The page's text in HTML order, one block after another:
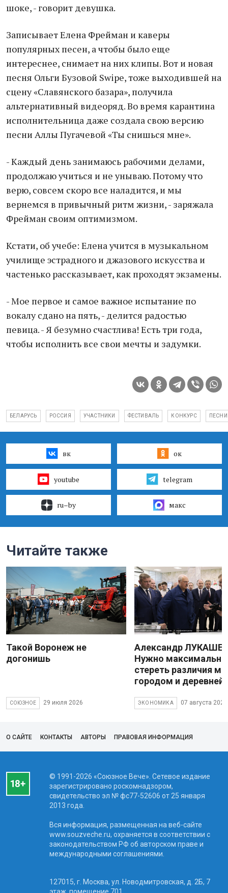
шоке, - говорит девушка.
Записывает Елена Фрейман и каверы
популярных песен, а чтобы было еще
интереснее, снимает на них клипы. Вот и новая
песня Ольги Бузовой Swipe, тоже выходившей на
сцену «Славянского базара», получила
альтернативный видеоряд. Во время карантина
исполнительница даже создала свою версию
песни Аллы Пугачевой «Ты снишься мне».
- Каждый день занимаюсь рабочими делами,
продолжаю учиться и не унываю. Потому что
верю, совсем скоро все наладится, и мы
вернемся в привычный ритм жизни, - заряжала
Фрейман своим оптимизмом.
Кстати, об учебе: Елена учится в музыкальном
училище эстрадного и джазового искусства и
частенько рассказывает, как проходят экзамены.
- Мое первое и самое важное испытание по
вокалу сдано на пять, - делится радостью
певица. - Я безумно счастлива! Есть три года,
чтобы исполнить все свои мечты и задумки.
БЕЛАРУСЬ РОССИЯ УЧАСТНИКИ ФЕСТИВАЛЬ КОНКУРС ПЕСНИ
вк ок
youtube telegram
ru–by макс
Читайте также
Такой Воронеж не
догонишь
СОЮЗНОЕ 29 июля 2026
Александр
Нужно максимально
стереть различия
городом и деревней
ЭКОНОМИКА 07 августа 2026
О САЙТЕ КОНТАКТЫ АВТОРЫ ПРАВОВАЯ ИНФОРМАЦИЯ
© 1991-2026 «Союзное Вече». Сетевое издание
зарегистрировано роскомнадзором,
свидетельство эл № фc77-52606 от 25 января
2013 года.
Вся информация, размещенная на веб-сайте
www.souzveche.ru, охраняется в соответствии с
законодательством РФ об авторском праве и
международными соглашениями.
127015, г. Москва, ул. Новодмитровская, д. 2Б, 7
этаж, помещение 701